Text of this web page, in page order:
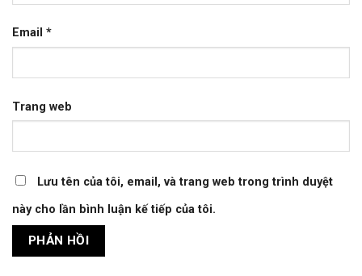
Email *
Trang web
Lưu tên của tôi, email, và trang web trong trình duyệt
này cho lần bình luận kế tiếp của tôi.